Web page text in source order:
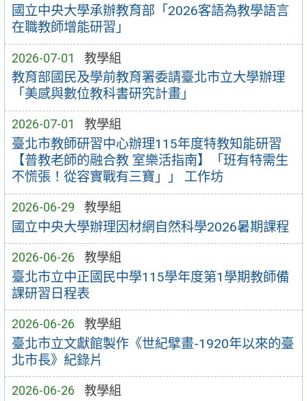
國立中央大學承辦教育部「2026客語為教學語言
在職教師增能研習」
2026-07-01 教學組
教育部國民及學前教育署委請臺北市立大學辦理
「美感與數位教科書研究計畫」
2026-07-01 教學組
臺北市教師研習中心辦理115年度特教知能研習
【普教老師的融合教 室樂活指南】「班有特需生
不慌張！從容實戰有三寶」」 工作坊
2026-06-29 教學組
國立中央大學辦理因材網自然科學2026暑期課程
2026-06-26 教學組
臺北市立中正國民中學115學年度第1學期教師備
課研習日程表
2026-06-26 教學組
臺北市立文獻館製作《世紀擘畫-1920年以來的臺
北市長》紀錄片
2026-06-26 教學組